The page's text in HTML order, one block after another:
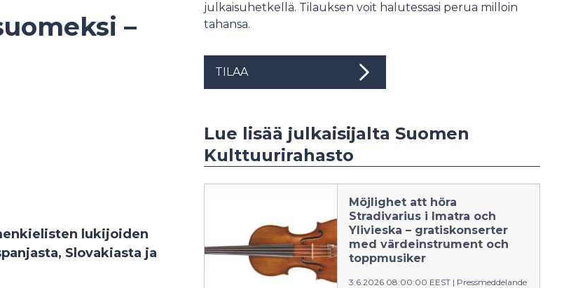
–
lukijoiden
Slovakiasta ja
julkaisuhetkellä. Tilauksen voit halutessasi perua milloin
tahansa.
TILAA
Lue lisää julkaisijalta Suomen
Kulttuurirahasto
Möjlighet att höra
Stradivarius i Imatra och
Ylivieska – gratiskonserter
med värdeinstrument och
toppmusiker
3.6.2026 08:00:00 EEST | Pressmeddelande